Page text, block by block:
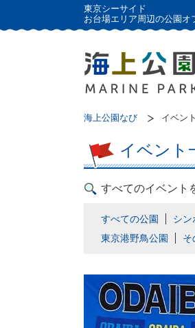
東京シーサイド
お台場エリア周辺の公園オ
海上公園なび イベン
イベント
すべてのイベント
すべての公園 シン
東京港野鳥公園
そ